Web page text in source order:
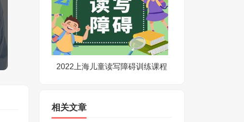
2022上海儿童读写障碍训练课程
相关文章